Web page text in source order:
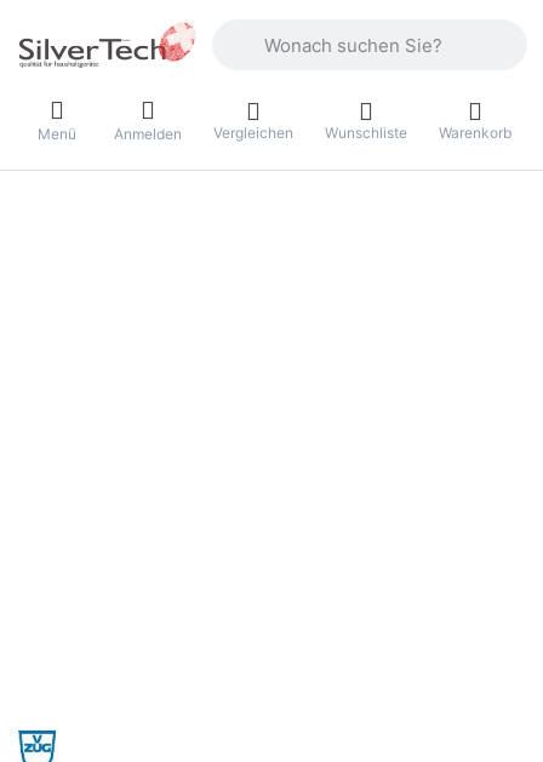
Menü Anmelden Vergleichen Wunschliste Warenkorb